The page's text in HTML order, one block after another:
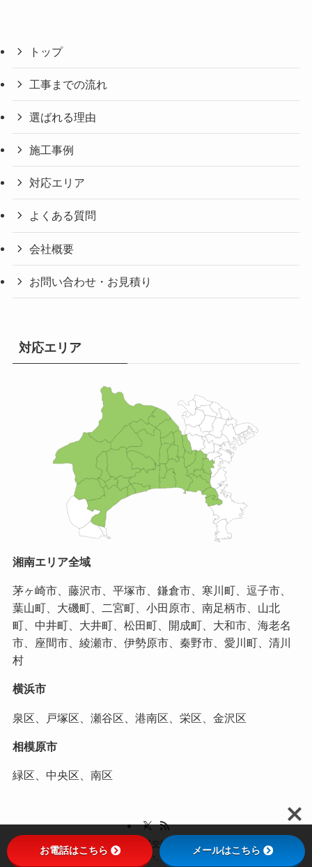
トップ
工事までの流れ
選ばれる理由
施工事例
対応エリア
よくある質問
会社概要
お問い合わせ・お見積り
対応エリア
湘南エリア全域
茅ヶ崎市、藤沢市、平塚市、鎌倉市、寒川町、逗子市、
葉山町、大磯町、二宮町、小田原市、南足柄市、山北
町、中井町、大井町、松田町、開成町、大和市、海老名
市、座間市、綾瀬市、伊勢原市、秦野市、愛川町、清川
村
横浜市
泉区、戸塚区、瀬谷区、港南区、栄区、金沢区
相模原市
緑区、中央区、南区
茅ヶ崎市・藤沢市内のガス給湯器交換なら湘南ガス機器にお任せくださ
い。.
お電話はこちら メールはこちら